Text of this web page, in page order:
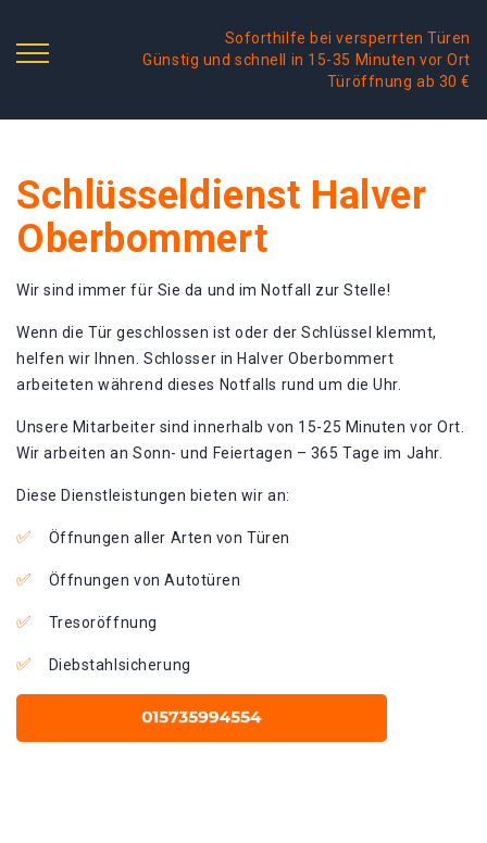
Soforthilfe bei versperrten Türen
Günstig und schnell in 15-35 Minuten vor Ort
Türöffnung ab 30 €
Schlüsseldienst Halver
Oberbommert
Wir sind immer für Sie da und im Notfall zur Stelle!
Wenn die Tür geschlossen ist oder der Schlüssel klemmt,
helfen wir Ihnen. Schlosser in Halver Oberbommert
arbeiteten während dieses Notfalls rund um die Uhr.
Unsere Mitarbeiter sind innerhalb von 15-25 Minuten vor Ort.
Wir arbeiten an Sonn- und Feiertagen – 365 Tage im Jahr.
Diese Dienstleistungen bieten wir an:
Öffnungen aller Arten von Türen
Öffnungen von Autotüren
Tresoröffnung
Diebstahlsicherung